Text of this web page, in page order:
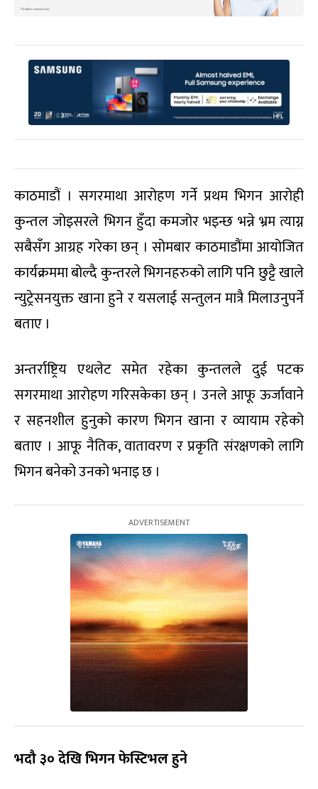
काठमाडौं । सगरमाथा आरोहण गर्ने प्रथम भिगन आरोही
कुन्तल जोइसरले भिगन हुँदा कमजोर भइन्छ भन्ने भ्रम त्याग्न
सबैसँग आग्रह गरेका छन् । सोमबार काठमाडौंमा आयोजित
कार्यक्रममा बोल्दै कुन्तरले भिगनहरुको लागि पनि छुट्टै खाले
न्युट्रेसनयुक्त खाना हुने र यसलाई सन्तुलन मात्रै मिलाउनुपर्ने
बताए ।
अन्तर्राष्ट्रिय एथलेट समेत रहेका कुन्तलले दुई पटक
सगरमाथा आरोहण गरिसकेका छन् । उनले आफू ऊर्जावाने
र सहनशील हुनुको कारण भिगन खाना र व्यायाम रहेको
बताए । आफू नैतिक, वातावरण र प्रकृति संरक्षणको लागि
भिगन बनेको उनको भनाइ छ ।
भदौ ३० देखि भिगन फेस्टिभल हुने